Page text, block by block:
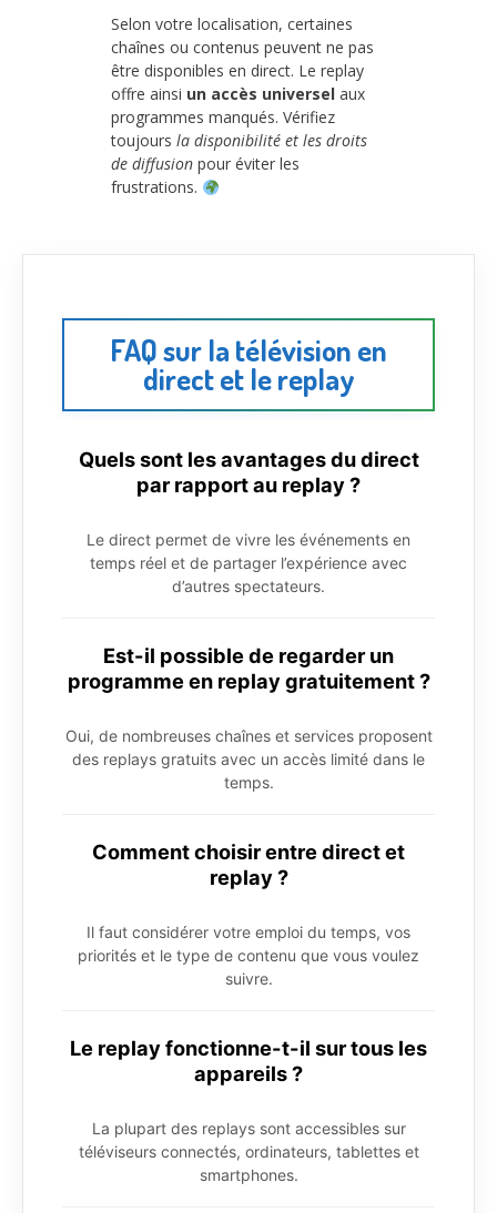
Selon votre localisation, certaines
chaînes ou contenus peuvent ne pas
être disponibles en direct. Le replay
offre ainsi un accès universel aux
programmes manqués. Vérifiez
toujours la disponibilité et les droits
de diffusion pour éviter les
frustrations.
FAQ sur la télévision en
direct et le replay
Quels sont les avantages du direct
par rapport au replay ?
Le direct permet de vivre les événements en
temps réel et de partager l’expérience avec
d’autres spectateurs.
Est-il possible de regarder un
programme en replay gratuitement ?
Oui, de nombreuses chaînes et services proposent
des replays gratuits avec un accès limité dans le
temps.
Comment choisir entre direct et
replay ?
Il faut considérer votre emploi du temps, vos
priorités et le type de contenu que vous voulez
suivre.
Le replay fonctionne-t-il sur tous les
appareils ?
La plupart des replays sont accessibles sur
téléviseurs connectés, ordinateurs, tablettes et
smartphones.